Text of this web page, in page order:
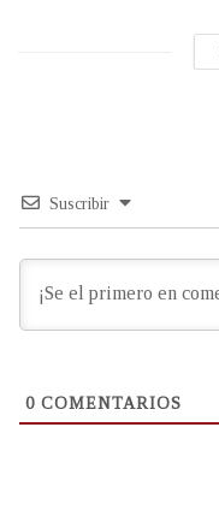
Suscribir
0 COMENTARIOS